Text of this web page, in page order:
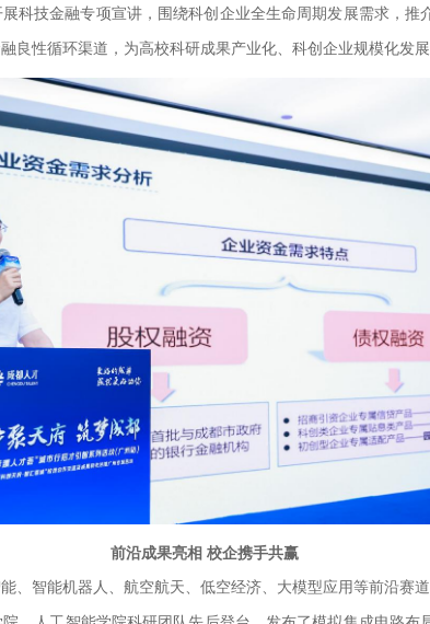
科技金融专项宣讲，围绕科创企业全生命周期发展需求，推
良性循环渠道，为高校科研成果产业化、科创企业规模化发展
前沿成果亮相 校企携手共赢
、智能机器人、航空航天、低空经济、大模型应用等前沿赛